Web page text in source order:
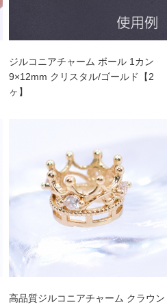
ジルコニアチャーム ボール 1カン
9×12mm クリスタル/ゴールド【2
ヶ】
高品質ジルコニアチャーム クラウン